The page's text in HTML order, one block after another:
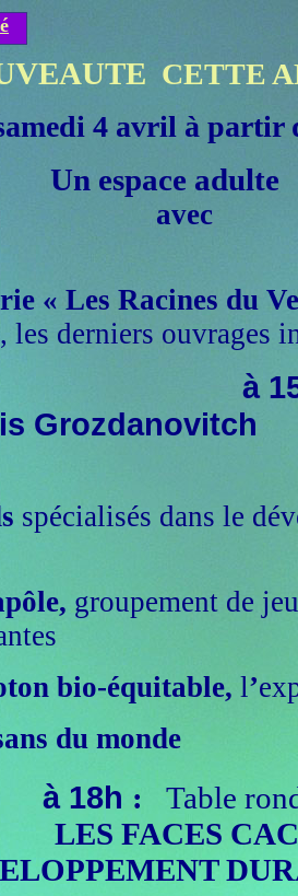
CETTE
4 avril à partir
Un espace adulte
avec
Les Racines du
les derniers ouvrages
à
Grozdanovitch
spécialisés dans le
groupement de
bio-équitable,l’
du monde
à 18h : Table
LES FACES